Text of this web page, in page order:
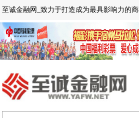
至诚金融网_致力于打造成为最具影响力的